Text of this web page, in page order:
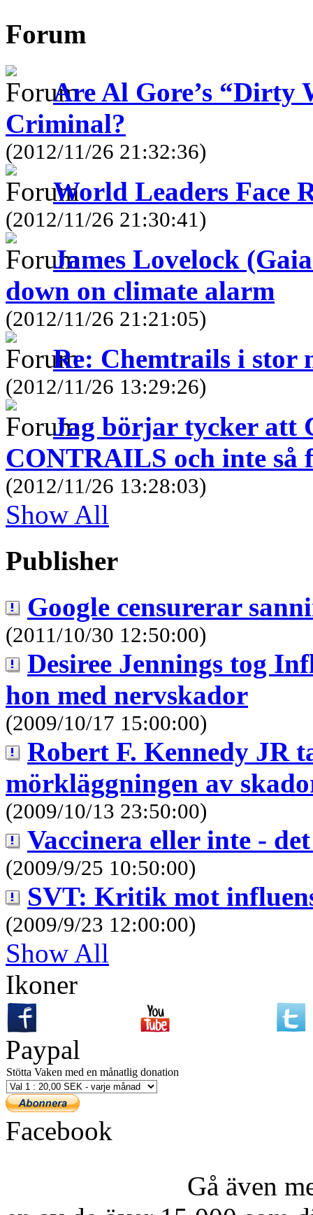
Forum
Are Al Gore’s “Dirty
Criminal?
(2012/11/26 21:32:36)
World Leaders Face
(2012/11/26 21:30:41)
James Lovelock
down on climate alarm
(2012/11/26 21:21:05)
Re: Chemtrails i stor
(2012/11/26 13:29:26)
Jag börjar tycker att
CONTRAILS och inte så
(2012/11/26 13:28:03)
Show All
Publisher
Google censurerar
(2011/10/30 12:50:00)
Desiree Jennings tog
hon med nervskador
(2009/10/17 15:00:00)
Robert F. Kennedy JR
mörkläggningen av
(2009/10/13 23:50:00)
Vaccinera eller inte -
(2009/9/25 10:50:00)
SVT: Kritik mot
(2009/9/23 12:00:00)
Show All
Ikoner
Paypal
Stötta Vaken med en månatlig donation
Facebook
Gå även